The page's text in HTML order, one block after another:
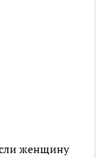
женщину